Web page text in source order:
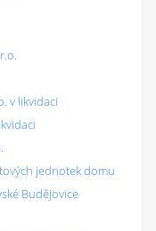
v likvidaci
jednotek domu
Budějovice